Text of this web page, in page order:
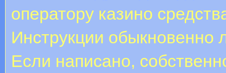
оператору казино
Инструкции обыкновенно
Если написано,